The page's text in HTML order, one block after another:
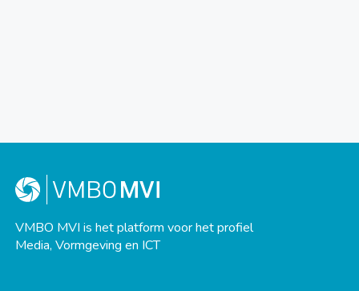
VMBO MVI is het platform voor het profiel
Media, Vormgeving en ICT